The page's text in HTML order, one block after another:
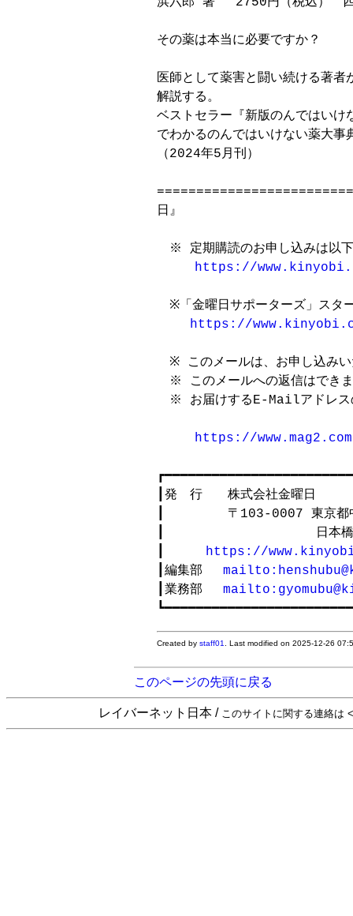
その薬は本当に必要ですか？
医師として薬害と闘い続ける著
解説する。
ベストセラー『新版のんではい
でわかるのんではいけない薬大
（2024年5月刊）
日』
※ 定期購読のお申し込みは以
https://
※「金曜日サポーターズ」スタ
https://
※ このメールは、お申し込みい
※ このメールへの返信はでき
※ お届けするE-Mailアドレス
https://
┃発　行　　株式会社金曜日 　
┃　　　　　〒103-0007 東京
┃　　　　　　　　　　　　日
https://
┃編集部
┃業務部
Created bystaff01 . Last modified on 2025-12-26
このページの先頭に戻る
レイバーネット日本 / このサイトに関する連絡は